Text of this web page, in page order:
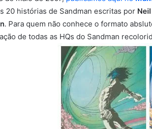
20 histórias de Sandman escritas por
. Para quem não conhece o formato
de todas as HQs do Sandman